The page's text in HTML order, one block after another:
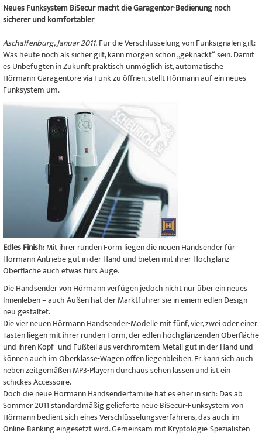
Neues Funksystem BiSecur macht die Garagentor-Bedienung noch
sicherer und komfortabler
Aschaffenburg, Januar 2011.Für die Verschlüsselung von Funksignalen gilt:
Was heute noch als sicher gilt, kann morgen schon „geknackt“ sein. Damit
es Unbefugten in Zukunft praktisch unmöglich ist, automatische
Hörmann-Garagentore via Funk zu öffnen, stellt Hörmann auf ein neues
Funksystem um.
Edles Finish:Mit ihrer runden Form liegen die neuen Handsender für
Hörmann Antriebe gut in der Hand und bieten mit ihrer Hochglanz-
Oberfläche auch etwas fürs Auge.
Die Handsender von Hörmann verfügen jedoch nicht nur über ein neues
Innenleben – auch Außen hat der Marktführer sie in einem edlen Design
neu gestaltet.
Die vier neuen Hörmann Handsender-Modelle mit fünf, vier, zwei oder einer
Tasten liegen mit ihrer runden Form, der edlen hochglänzenden Oberfläche
und ihren Kopf- und Fußteil aus verchromtem Metall gut in der Hand und
können auch im Oberklasse-Wagen offen liegenbleiben. Er kann sich auch
neben zeitgemäßen MP3-Playern durchaus sehen lassen und ist ein
schickes Accessoire.
Doch die neue Hörmann Handsenderfamilie hat es eher in sich: Das ab
Sommer 2011 standardmäßig gelieferte neue BiSecur-Funksystem von
Hörmann bedient sich eines Verschlüsselungsverfahrens, das auch im
Online-Banking eingesetzt wird. Gemeinsam mit Kryptologie-Spezialisten